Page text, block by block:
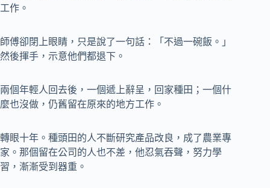
工作。
師傅卻閉上眼睛，只是說了一句話：「不過一碗飯。」
然後揮手，示意他們都退下。
兩個年輕人回去後，一個遞上辭呈，回家種田；一個什
麼也沒做，仍舊留在原來的地方工作。
轉眼十年。種頭田的人不斷研究產品改良，成了農業專
家。那個留在公司的人也不差，他忍氣吞聲，努力學
習，漸漸受到器重。